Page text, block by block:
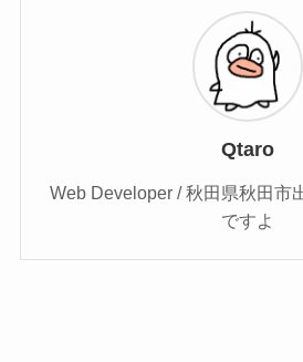
Qtaro
Web Developer / 秋田県秋田市
ですよ